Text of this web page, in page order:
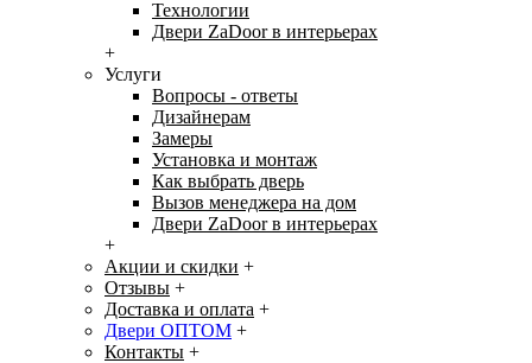
Технологии
Двери ZaDoor в интерьерах
+
Услуги
Вопросы - ответы
Дизайнерам
Замеры
Установка и монтаж
Как выбрать дверь
Вызов менеджера на дом
Двери ZaDoor в интерьерах
+
Акции и скидки +
Отзывы +
Доставка и оплата +
Двери ОПТОМ +
Контакты +